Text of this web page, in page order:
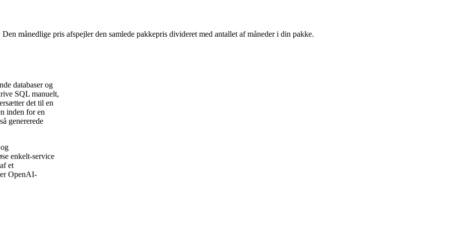
månedlige pris afspejler den samlede pakkepris divideret med antallet af måneder i din pakke.
databaser og
SQL manuelt,
det til en
inden for en
genererede
enkelt-service
et
OpenAI-